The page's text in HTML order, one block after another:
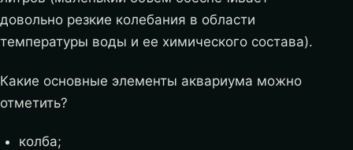
довольно резкие колебания в области
температуры воды и ее химического состава).
Какие основные элементы аквариума можно
отметить?
колба;